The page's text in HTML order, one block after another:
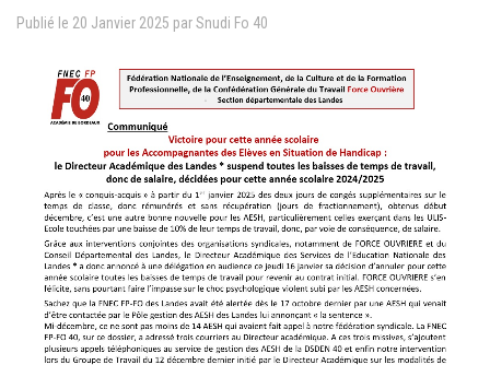
Publié le 20 Janvier 2025 par Snudi Fo 40